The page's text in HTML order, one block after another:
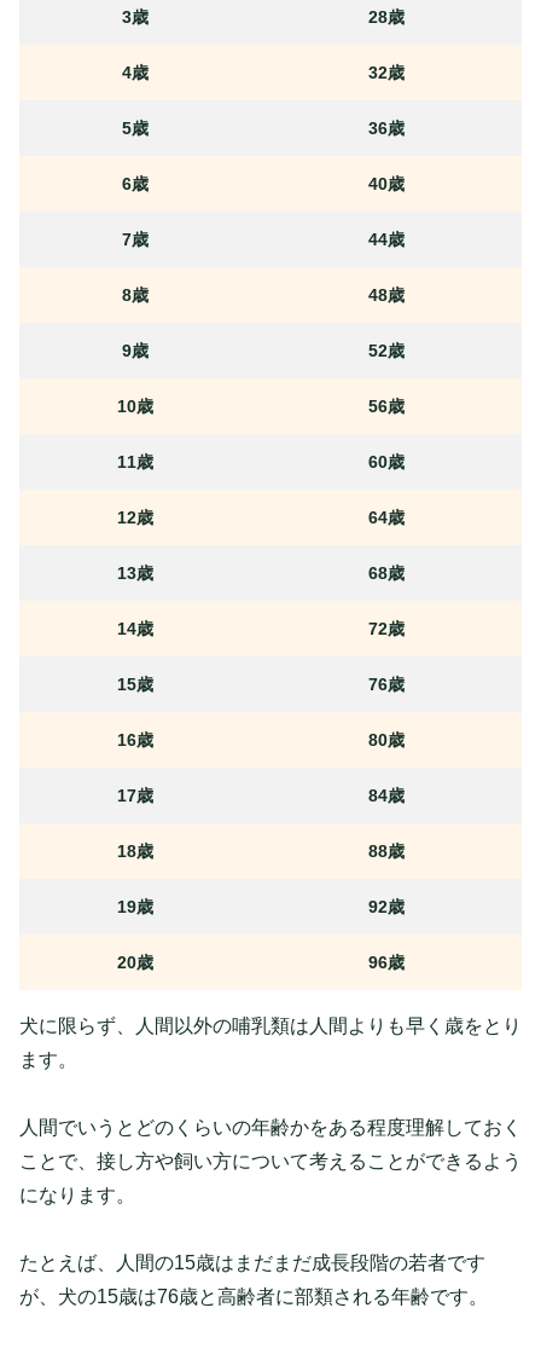
3歳 28歳
4歳 32歳
5歳 36歳
6歳 40歳
7歳 44歳
8歳 48歳
9歳 52歳
10歳 56歳
11歳 60歳
12歳 64歳
13歳 68歳
14歳 72歳
15歳 76歳
16歳 80歳
17歳 84歳
18歳 88歳
19歳 92歳
20歳 96歳
犬に限らず、人間以外の哺乳類は人間よりも早く歳をとり
ます。
人間でいうとどのくらいの年齢かをある程度理解しておく
ことで、接し方や飼い方について考えることができるよう
になります。
たとえば、人間の15歳はまだまだ成長段階の若者です
が、犬の15歳は76歳と高齢者に部類される年齢です。